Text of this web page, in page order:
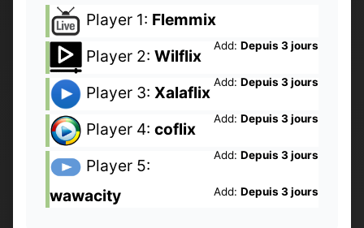
Player 1: Flemmix
Add: Depuis 3 jours
Player 2: Wilflix
Add: Depuis 3 jours
Player 3: Xalaflix
Add: Depuis 3 jours
Player 4: coflix
Add: Depuis 3 jours
Player 5:
wawacity
Add: Depuis 3 jours